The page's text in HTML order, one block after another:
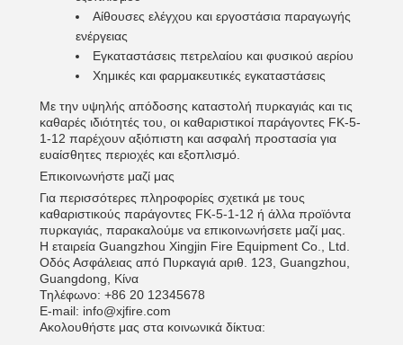
Αίθουσες ελέγχου και εργοστάσια παραγωγής
ενέργειας
Εγκαταστάσεις πετρελαίου και φυσικού αερίου
Χημικές και φαρμακευτικές εγκαταστάσεις
Με την υψηλής απόδοσης καταστολή πυρκαγιάς και τις
καθαρές ιδιότητές του, οι καθαριστικοί παράγοντες FK-5-
1-12 παρέχουν αξιόπιστη και ασφαλή προστασία για
ευαίσθητες περιοχές και εξοπλισμό.
Επικοινωνήστε μαζί μας
Για περισσότερες πληροφορίες σχετικά με τους
καθαριστικούς παράγοντες FK-5-1-12 ή άλλα προϊόντα
πυρκαγιάς, παρακαλούμε να επικοινωνήσετε μαζί μας.
Η εταιρεία Guangzhou Xingjin Fire Equipment Co., Ltd.
Οδός Ασφάλειας από Πυρκαγιά αριθ. 123, Guangzhou,
Guangdong, Κίνα
Τηλέφωνο: +86 20 12345678
Ε-mail: info@xjfire.com
Ακολουθήστε μας στα κοινωνικά δίκτυα: